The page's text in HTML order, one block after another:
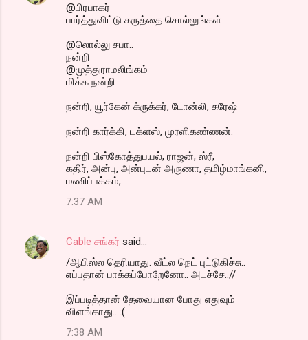
@பிரபாகர்
பார்த்துவிட்டு கருத்தை சொல்லுங்கள்
@லொல்லு சபா..
நன்றி
@முத்துராமலிங்கம்
மிக்க நன்றி
நன்றி, யூர்கேன் க்ருக்கர், டோன்லி, சுரேஷ்
நன்றி கார்க்கி, டக்ளஸ், முரளிகண்ணன்.
நன்றி பிஸ்கோத்துபயல், ராஜன், ஸ்ரீ,
கதிர், அன்பு, அன்புடன் அருணா, தமிழ்மாங்கனி,
மணிப்பக்கம்,
7:37 AM
Cable சங்கர் said…
/ஆபிஸ்ல தெரியாது. வீட்ல நெட் புட்டுகிச்சு..
எப்பதான் பாக்கப்போறேனோ.. அடச்சே..//
இப்படித்தான் தேவையான போது எதுவும்
விளங்காது.. :(
7:38 AM